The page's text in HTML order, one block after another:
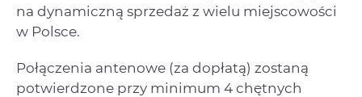
na dynamiczną sprzedaż z wielu miejscowości
w Polsce.
Połączenia antenowe (za dopłatą) zostaną
potwierdzone przy minimum 4 chętnych